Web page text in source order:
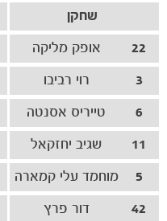
סיקור המשחק
הרכבים
גלריה
שחקן
22
אופק מליקה
3
רוי רביבו
6
טייריס אסנטה
11
שגיב יחזקאל
5
מוחמד עלי קמארה
42
דור פרץ